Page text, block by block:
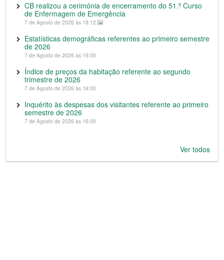
CB realizou a cerimónia de encerramento do 51.º Curso
de Enfermagem de Emergência
7 de Agosto de 2026 às 18:12
Estatísticas demográficas referentes ao primeiro semestre
de 2026
7 de Agosto de 2026 às 16:00
Índice de preços da habitação referente ao segundo
trimestre de 2026
7 de Agosto de 2026 às 16:00
Inquérito às despesas dos visitantes referente ao primeiro
semestre de 2026
7 de Agosto de 2026 às 16:00
Ver todos